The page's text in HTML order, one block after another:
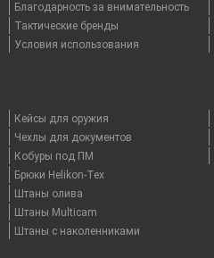
Благодарность за внимательность
Тактические бренды
Условия использования
Кейсы для оружия
Чехлы для документов
Кобуры под ПМ
Брюки Helikon-Tex
Штаны олива
Штаны Multicam
Штаны с наколенниками